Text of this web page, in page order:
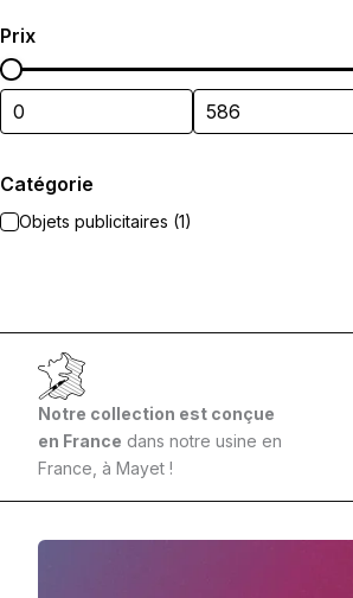
Prix
Catégorie
Objets publicitaires (1)
Notre collection est conçue
en France dans notre usine en
France, à Mayet !